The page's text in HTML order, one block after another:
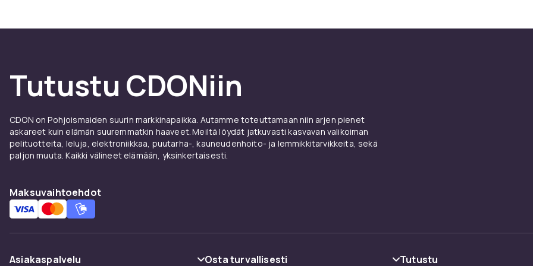
Tutustu CDONiin
CDON on Pohjoismaiden suurin markkinapaikka. Autamme toteuttamaan niin arjen pienet
askareet kuin elämän suuremmatkin haaveet. Meiltä löydät jatkuvasti kasvavan valikoiman
pelituotteita, leluja, elektroniikkaa, puutarha-, kauneudenhoito- ja lemmikkitarvikkeita, sekä
paljon muuta. Kaikki välineet elämään, yksinkertaisesti.
Maksuvaihtoehdot
Asiakaspalvelu Osta turvallisesti Tutustu